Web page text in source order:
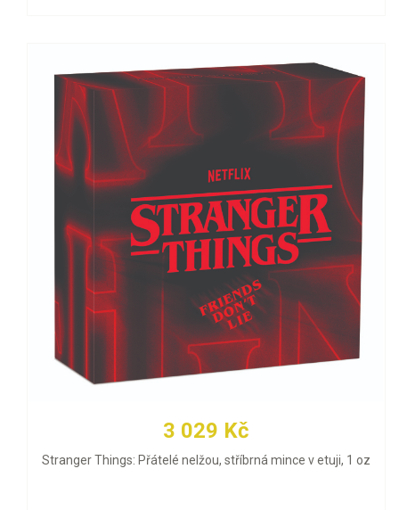
3 029 Kč
Stranger Things: Přátelé nelžou, stříbrná mince v etuji, 1 oz